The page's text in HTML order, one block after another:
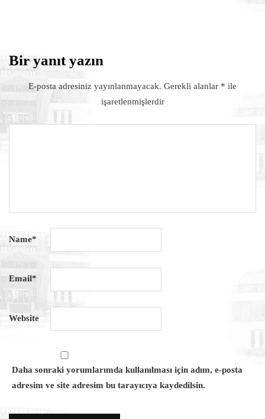
Bir yanıt yazın
E-posta adresiniz yayınlanmayacak. Gerekli alanlar * ile
işaretlenmişlerdir
Name*
Email*
Website
Daha sonraki yorumlarımda kullanılması için adım, e-posta
adresim ve site adresim bu tarayıcıya kaydedilsin.